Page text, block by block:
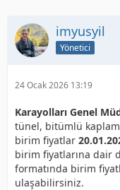
imyusyil
Yönetici
24 Ocak 2026 13:19
Karayolları Genel
tünel, bitümlü
birim fiyatlar
birim fiyatlarına dair
formatında birim
ulaşabilirsiniz.